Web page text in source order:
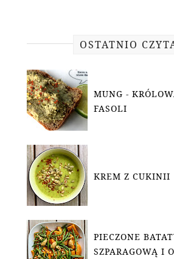
OSTATNIO
MUNG -
FASOLI
KREM Z CUKINII
PIECZONE
SZPARAGOWĄ I